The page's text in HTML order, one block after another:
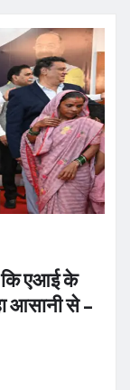
कि एआई के
आसानी से –